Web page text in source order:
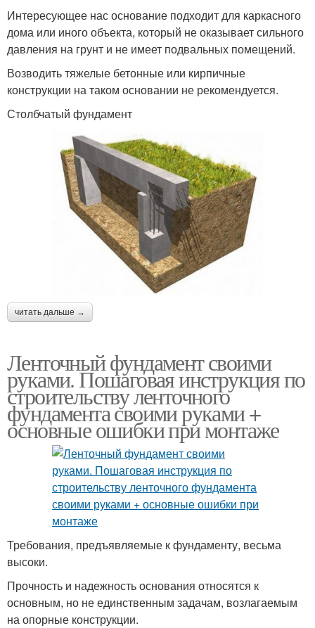
Интересующее нас основание подходит для каркасного
дома или иного объекта, который не оказывает сильного
давления на грунт и не имеет подвальных помещений.
Возводить тяжелые бетонные или кирпичные
конструкции на таком основании не рекомендуется.
Столбчатый фундамент
читать дальше →
Ленточный фундамент своими
руками. Пошаговая инструкция по
строительству ленточного
фундамента своими руками +
основные ошибки при монтаже
Требования, предъявляемые к фундаменту, весьма
высоки.
Прочность и надежность основания относятся к
основным, но не единственным задачам, возлагаемым
на опорные конструкции.